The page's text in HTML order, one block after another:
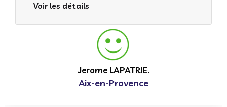
Voir les détails
Jerome LAPATRIE.
Aix-en-Provence